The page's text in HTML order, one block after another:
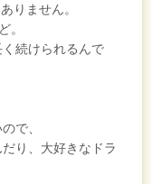
りません。
。
続けられるんで
で、
り、大好きなドラ